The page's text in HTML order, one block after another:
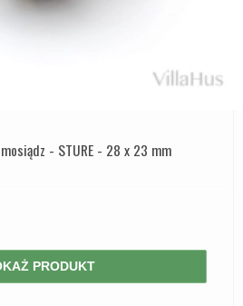
- STURE - 28 x 23 mm
PRODUKT